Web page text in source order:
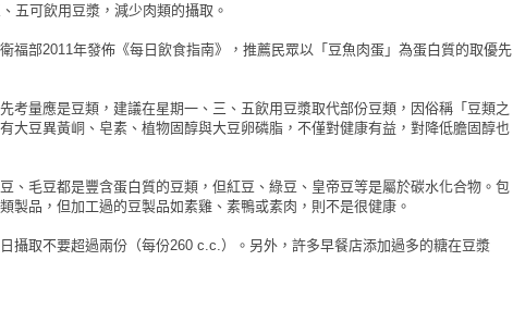
五可飲用豆漿，減少肉類的攝取。
福部2011年發佈《每日飲食指南》，推薦民眾以「豆魚肉蛋」為蛋白質的取優先
考量應是豆類，建議在星期一、三、五飲用豆漿取代部份豆類，因俗稱「豆類之
大豆異黃峒、皂素、植物固醇與大豆卵磷脂，不僅對健康有益，對降低膽固醇也
、毛豆都是豐含蛋白質的豆類，但紅豆、綠豆、皇帝豆等是屬於碳水化合物。包
製品，但加工過的豆製品如素雞、素鴨或素肉，則不是很健康。
攝取不要超過兩份（每份260 c.c.）。另外，許多早餐店添加過多的糖在豆漿